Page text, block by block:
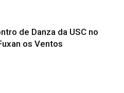
de Danza da USC no
os Ventos